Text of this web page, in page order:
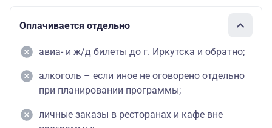
Оплачивается отдельно
авиа- и ж/д билеты до г. Иркутска и обратно;
алкоголь – если иное не оговорено отдельно
при планировании программы;
личные заказы в ресторанах и кафе вне